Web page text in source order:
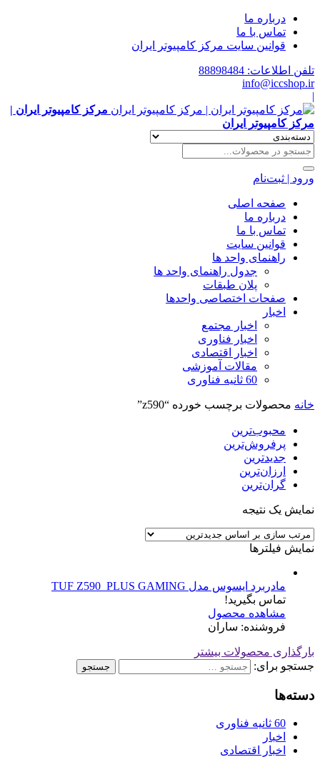
درباره ما
تماس با ما
قوانین سایت مرکز کامپیوتر ایران
تلفن اطلاعات: 88898484
info@iccshop.ir
|
مرکز کامپیوتر ایران |
مرکز کامپیوتر ایران
ورود | ثبت‌نام
صفحه اصلی
درباره ما
تماس با ما
قوانین سایت
راهنمای واحد ها
جدول راهنمای واحد ها
پلان طبقات
صفحات اختصاصی واحدها
اخبار
اخبار مجتمع
اخبار فناوری
اخبار اقتصادی
مقالات آموزشی
60 ثانیه فناوری
خانه محصولات برچسب خورده “z590”
محبوب‌ترین
پرفروش‌ترین
جدیدترین
ارزان‌ترین
گران‌ترین
نمایش یک نتیجه
نمایش فیلترها
مادربرد ایسوس مدل TUF Z590_PLUS GAMING
تماس بگیرید!
مشاهده محصول
فروشنده: ساران
بارگذاری محصولات بیشتر
جستجو برای:
دسته‌ها
60 ثانیه فناوری
اخبار
اخبار اقتصادی